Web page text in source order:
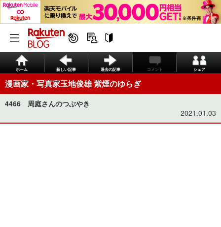
ホーム 新しい記事 過去の記事 コメント シェア
漫画家・写真家玉地俊雄 紫煙のゆらぎ
4466 周庭さんのつぶやき
2021.01.03